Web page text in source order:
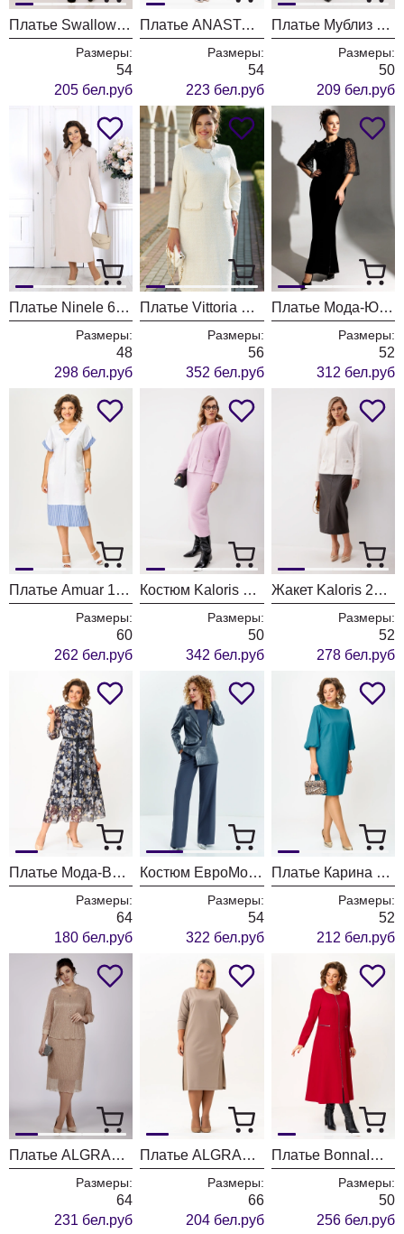
Платье Swallow 798 бежево-черный принт
Размеры:
54
205 бел.руб
Платье ANASTASIA MAK 1206 василек
Размеры:
54
223 бел.руб
Платье Мублиз 295 черный
Размеры:
50
209 бел.руб
Платье Ninele 6009 песочный
Размеры:
48
298 бел.руб
Платье Vittoria Queen 26363 экрю
Размеры:
56
352 бел.руб
Платье Мода-Юрс 25-2884 черный
Размеры:
52
312 бел.руб
Платье Amuar 1047
Размеры:
60
262 бел.руб
Костюм Kaloris 2258-1
Размеры:
50
342 бел.руб
Жакет Kaloris 2255
Размеры:
52
278 бел.руб
Платье Мода-Версаль 2483 темно-синий
Размеры:
64
180 бел.руб
Костюм ЕвроМода 644
Размеры:
54
322 бел.руб
Платье Карина Делюкс 1386
Размеры:
52
212 бел.руб
Платье ALGRANDA (Новелла Шарм) 4069
Размеры:
64
231 бел.руб
Платье ALGRANDA (Новелла Шарм) 4096
Размеры:
66
204 бел.руб
Платье BonnaImage 1006-1 красный
Размеры:
50
256 бел.руб